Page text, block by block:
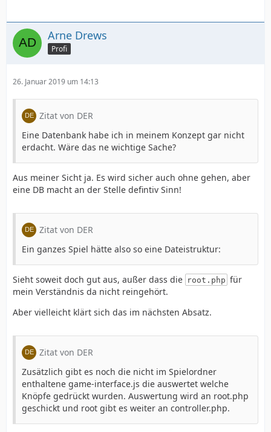
Arne Drews
Profi
26. Januar 2019 um 14:13
Zitat von DER
Eine Datenbank habe ich in meinem Konzept gar nicht
erdacht. Wäre das ne wichtige Sache?
Aus meiner Sicht ja. Es wird sicher auch ohne gehen, aber
eine DB macht an der Stelle defintiv Sinn!
Zitat von DER
Ein ganzes Spiel hätte also so eine Dateistruktur:
Sieht soweit doch gut aus, außer dass die root.php für
mein Verständnis da nicht reingehört.
Aber vielleicht klärt sich das im nächsten Absatz.
Zitat von DER
Zusätzlich gibt es noch die nicht im Spielordner
enthaltene game-interface.js die auswertet welche
Knöpfe gedrückt wurden. Auswertung wird an root.php
geschickt und root gibt es weiter an controller.php.